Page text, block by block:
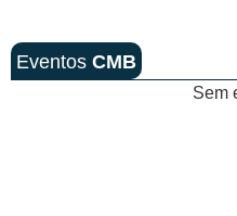
Eventos CMB
Sem